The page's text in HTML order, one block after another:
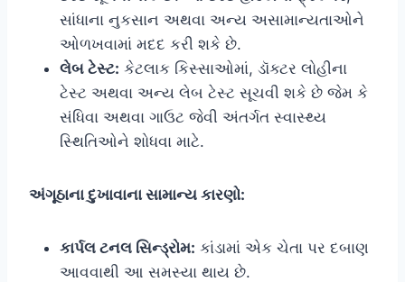
સાંધાના નુકસાન અથવા અન્ય અસામાન્યતાઓને
ઓળખવામાં મદદ કરી શકે છે.
લેબ ટેસ્ટ: કેટલાક કિસ્સાઓમાં, ડૉક્ટર લોહીના
ટેસ્ટ અથવા અન્ય લેબ ટેસ્ટ સૂચવી શકે છે જેમ કે
સંધિવા અથવા ગાઉટ જેવી અંતર્ગત સ્વાસ્થ્ય
સ્થિતિઓને શોધવા માટે.
અંગૂઠાના દુખાવાના સામાન્ય કારણો:
કાર્પલ ટનલ સિન્ડ્રોમ: કાંડામાં એક ચેતા પર દબાણ
આવવાથી આ સમસ્યા થાય છે.